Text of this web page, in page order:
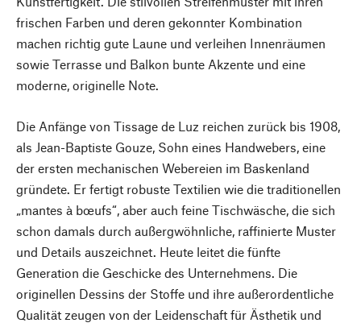
frischen Farben und deren gekonnter Kombination
machen richtig gute Laune und verleihen Innenräumen
sowie Terrasse und Balkon bunte Akzente und eine
moderne, originelle Note.
Die Anfänge von Tissage de Luz reichen zurück bis 1908,
als Jean-Baptiste Gouze, Sohn eines Handwebers, eine
der ersten mechanischen Webereien im Baskenland
gründete. Er fertigt robuste Textilien wie die traditionellen
„mantes à bœufs“, aber auch feine Tischwäsche, die sich
schon damals durch außergwöhnliche, raffinierte Muster
und Details auszeichnet. Heute leitet die fünfte
Generation die Geschicke des Unternehmens. Die
originellen Dessins der Stoffe und ihre außerordentliche
Qualität zeugen von der Leidenschaft für Ästhetik und